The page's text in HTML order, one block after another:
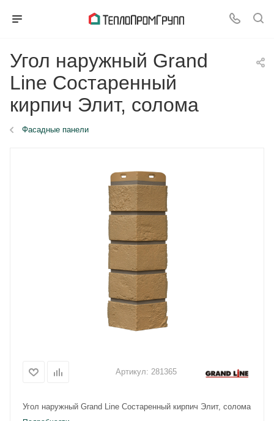
Угол наружный Grand
Line Состаренный
кирпич Элит, солома
Фасадные панели
Артикул: 281365
Угол наружный Grand Line Состаренный кирпич Элит, солома